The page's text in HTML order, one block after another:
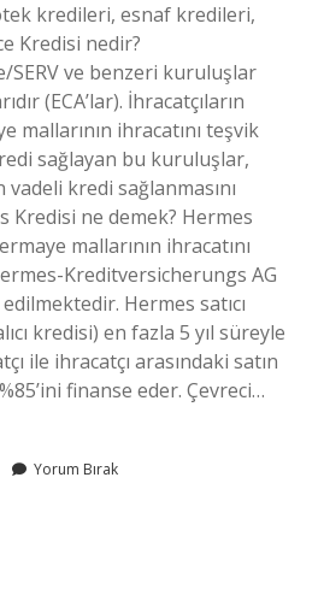
kredileri, esnaf kredileri,
Kredisi nedir?
SERV ve benzeri kuruluşlar
(ECA’lar). İhracatçıların
mallarının ihracatını teşvik
sağlayan bu kuruluşlar,
vadeli kredi sağlanmasını
Kredisi ne demek? Hermes
mallarının ihracatını
Kreditversicherungs AG
Hermes satıcı
kredisi) en fazla 5 yıl süreyle
ile ihracatçı arasındaki satın
finanse eder. Çevreci…
Yorum Bırak